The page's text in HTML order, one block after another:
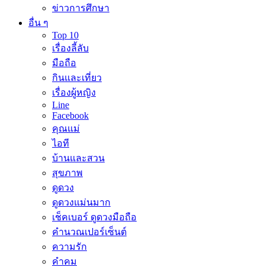
ข่าวการศึกษา
อื่น ๆ
Top 10
เรื่องลี้ลับ
มือถือ
กินและเที่ยว
เรื่องผู้หญิง
Line
Facebook
คุณแม่
ไอที
บ้านและสวน
สุขภาพ
ดูดวง
ดูดวงแม่นมาก
เช็คเบอร์ ดูดวงมือถือ
คำนวณเปอร์เซ็นต์
ความรัก
คำคม